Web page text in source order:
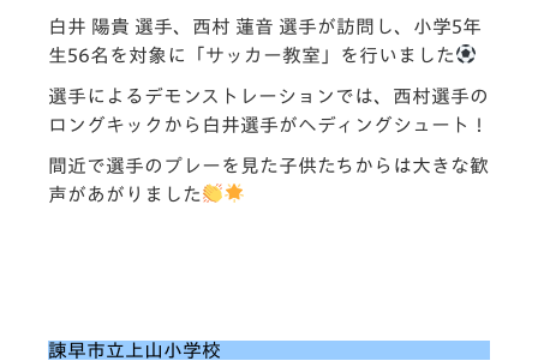
白井 陽貴 選手、西村 蓮音 選手が訪問し、小学5年
生56名を対象に「サッカー教室」を行いました
選手によるデモンストレーションでは、西村選手の
ロングキックから白井選手がヘディングシュート！
間近で選手のプレーを見た子供たちからは大きな歓
声があがりました
諫早市立上山小学校